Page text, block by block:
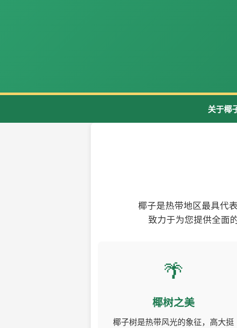
关于椰
椰子是热带地区最具代
致力于为您提供全面
🌴
椰树之美
椰子树是热带风光的象征，高大挺